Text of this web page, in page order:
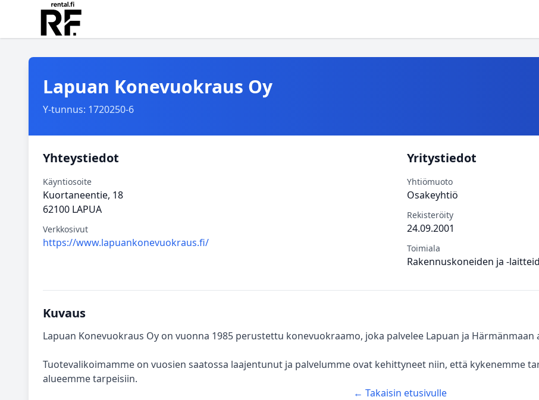
Lapuan Konevuokraus Oy
Y-tunnus: 1720250-6
Yhteystiedot
Käyntiosoite
Kuortaneentie, 18
62100 LAPUA
Verkkosivut
https://www.lapuankonevuokraus.fi/
Yritystiedot
Yhtiömuoto
Osakeyhtiö
Rekisteröity
24.09.2001
Toimiala
Rakennuskoneiden ja -
Kuvaus
Lapuan Konevuokraus Oy on vuonna 1985 perustettu konevuokraamo, joka palvelee Lapuan ja
Tuotevalikoimamme on vuosien saatossa laajentunut ja palvelumme ovat kehittyneet niin, että kykenemme
alueemme tarpeisiin.
← Takaisin etusivulle